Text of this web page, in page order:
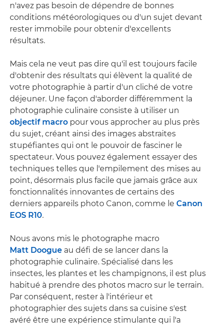
n'avez pas besoin de dépendre de bonnes
conditions météorologiques ou d'un sujet devant
rester immobile pour obtenir d'excellents
résultats.
Mais cela ne veut pas dire qu'il est toujours facile
d'obtenir des résultats qui élèvent la qualité de
votre photographie à partir d'un cliché de votre
déjeuner. Une façon d'aborder différemment la
photographie culinaire consiste à utiliser un
objectif macro pour vous approcher au plus près
du sujet, créant ainsi des images abstraites
stupéfiantes qui ont le pouvoir de fasciner le
spectateur. Vous pouvez également essayer des
techniques telles que l'empilement des mises au
point, désormais plus facile que jamais grâce aux
fonctionnalités innovantes de certains des
derniers appareils photo Canon, comme le Canon
EOS R10.
Nous avons mis le photographe macro
Matt Doogue au défi de se lancer dans la
photographie culinaire. Spécialisé dans les
insectes, les plantes et les champignons, il est plus
habitué à prendre des photos macro sur le terrain.
Par conséquent, rester à l'intérieur et
photographier des sujets dans sa cuisine s'est
avéré être une expérience stimulante qui l'a